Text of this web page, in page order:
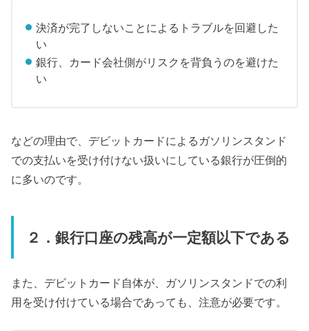
決済が完了しないことによるトラブルを回避した
い
銀行、カード会社側がリスクを背負うのを避けた
い
などの理由で、デビットカードによるガソリンスタンド
での支払いを受け付けない扱いにしている銀行が圧倒的
に多いのです。
２．銀行口座の残高が一定額以下である
また、デビットカード自体が、ガソリンスタンドでの利
用を受け付けている場合であっても、注意が必要です。